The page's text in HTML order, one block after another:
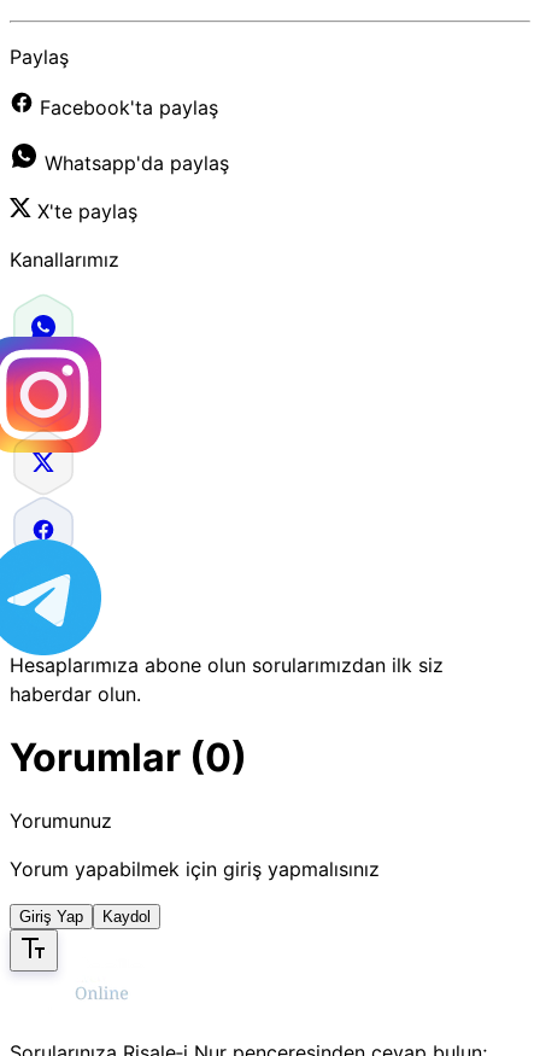
Paylaş
Facebook'ta paylaş
Whatsapp'da paylaş
X'te paylaş
Kanallarımız
Hesaplarımıza abone olun sorularımızdan ilk siz
haberdar olun.
Yorumlar (0)
Yorumunuz
Yorum yapabilmek için giriş yapmalısınız
Giriş Yap Kaydol